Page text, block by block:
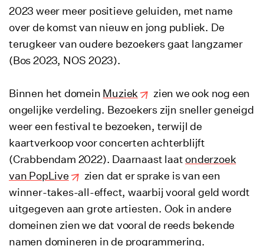
2023 weer meer positieve geluiden, met name
over de komst van nieuw en jong publiek. De
terugkeer van oudere bezoekers gaat langzamer
(Bos 2023, NOS 2023).
Binnen het domein Muziek
zien we ook nog een
ongelijke verdeling. Bezoekers zijn sneller geneigd
weer een festival te bezoeken, terwijl de
kaartverkoop voor concerten achterblijft
(Crabbendam 2022). Daarnaast laat onderzoek
van PopLive
zien dat er sprake is van een
winner-takes-all-effect, waarbij vooral geld wordt
uitgegeven aan grote artiesten. Ook in andere
domeinen zien we dat vooral de reeds bekende
namen domineren in de programmering.